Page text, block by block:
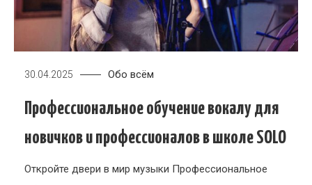
30.04.2025 Обо всём
Профессиональное обучение вокалу для
новичков и профессионалов в школе SOLO
Откройте двери в мир музыки Профессиональное